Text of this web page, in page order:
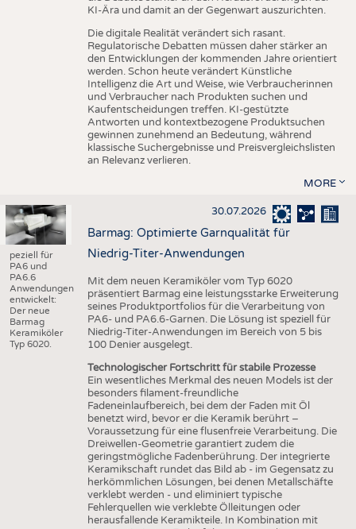
KI-Ära und damit an der Gegenwart auszurichten.
Die digitale Realität verändert sich rasant.
Regulatorische Debatten müssen daher stärker an
den Entwicklungen der kommenden Jahre orientiert
werden. Schon heute verändert Künstliche
Intelligenz die Art und Weise, wie Verbraucherinnen
und Verbraucher nach Produkten suchen und
Kaufentscheidungen treffen. KI-gestützte
Antworten und kontextbezogene Produktsuchen
gewinnen zunehmend an Bedeutung, während
klassische Suchergebnisse und Preisvergleichslisten
an Relevanz verlieren.
MORE
peziell für
PA6 und
PA6.6
Anwendungen
entwickelt:
Der neue
Barmag
Keramiköler
Typ 6020.
30.07.2026
Barmag: Optimierte Garnqualität für
Niedrig-Titer-Anwendungen
Mit dem neuen Keramiköler vom Typ 6020
präsentiert Barmag eine leistungsstarke Erweiterung
seines Produktportfolios für die Verarbeitung von
PA6- und PA6.6-Garnen. Die Lösung ist speziell für
Niedrig-Titer-Anwendungen im Bereich von 5 bis
100 Denier ausgelegt.
Technologischer Fortschritt für stabile Prozesse
Ein wesentliches Merkmal des neuen Models ist der
besonders filament-freundliche
Fadeneinlaufbereich, bei dem der Faden mit Öl
benetzt wird, bevor er die Keramik berührt –
Voraussetzung für eine flusenfreie Verarbeitung. Die
Dreiwellen-Geometrie garantiert zudem die
geringstmögliche Fadenberührung. Der integrierte
Keramikschaft rundet das Bild ab - im Gegensatz zu
herkömmlichen Lösungen, bei denen Metallschäfte
verklebt werden - und eliminiert typische
Fehlerquellen wie verklebte Ölleitungen oder
herausfallende Keramikteile. In Kombination mit